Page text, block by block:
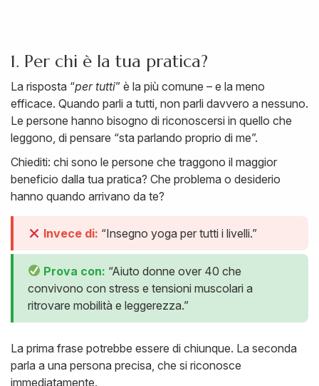
1. Per chi è la tua pratica?
La risposta “per tutti” è la più comune – e la meno
efficace. Quando parli a tutti, non parli davvero a nessuno.
Le persone hanno bisogno di riconoscersi in quello che
leggono, di pensare “sta parlando proprio di me”.
Chiediti: chi sono le persone che traggono il maggior
beneficio dalla tua pratica? Che problema o desiderio
hanno quando arrivano da te?
Invece di: “Insegno yoga per tutti i livelli.”
Prova con: “Aiuto donne over 40 che
convivono con stress e tensioni muscolari a
ritrovare mobilità e leggerezza.”
La prima frase potrebbe essere di chiunque. La seconda
parla a una persona precisa, che si riconosce
immediatamente.